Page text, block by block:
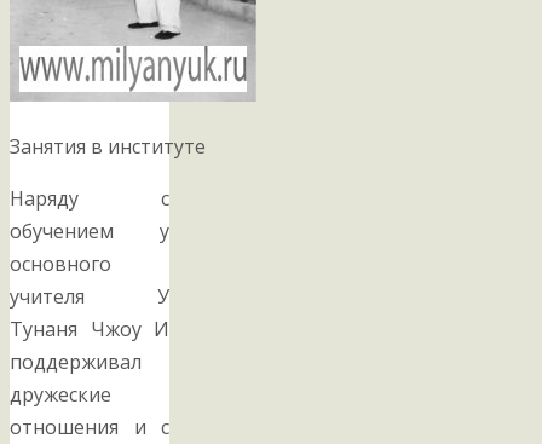
Занятия в институте
Наряду с
обучением у
основного
учителя У
Тунаня Чжоу И
поддерживал
дружеские
отношения и с